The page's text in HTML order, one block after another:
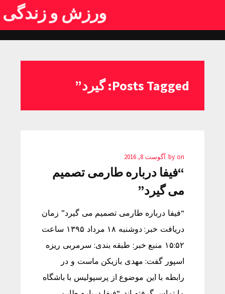
ورزش و زندگی
Posts Tagged: گیرد”
by on آگوست 8, 2016
“فیفا درباره طارمی تصمیم
می گیرد”
“فیفا درباره طارمی تصمیم می گیرد” زمان
دریافت خبر: دوشنبه ۱۸ مرداد ۱۳۹۵ ساعت
۱۵:۵۲ منبع خبر: طبقه بندی: سرمربی ریزه
اسپور گفت: مهدی بازیکن ماست و در
رابطه با این موضوع از پرسپولیس با باشگاه